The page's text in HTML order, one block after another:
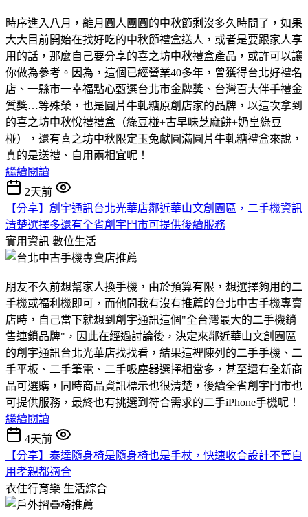
時序進入八月，離月圓人團圓的中秋節剩沒多久時間了，如果
大大目前開始在找好吃的中秋節禮盒送人，或者是要跟家人享
用的話，那麼自己要分享的喜之坊中秋禮盒產品，或許可以讓
你做為參考。因為，這個已經營業40多年，曾獲得台北好禮名
店、一縣市一幸福點心甄選台北市金牌獎、台灣百大伴手禮金
質獎…等殊榮，也是圓片牛軋糖原創店家的品牌，以這次拿到
的喜之坊中秋悅禮禮盒（綠豆椪+古早味芝麻餅+奶皇綠豆
椪），還有喜之坊中秋限定玉兔獻圓滿圓片牛軋糖禮盒來說，
真的是送禮、自用兩相宜呢！
繼續閱讀
2天前
【分享】創宇通訊台北光華店鄰近華山文創園區，二手機資訊
清楚選擇多還有全省創宇門市可提供後續服務
實用資訊 數位生活
朋友不久前想幫家人換手機，由於預算有限，想選擇夠用的二
手機或福利機即可，而他問我有沒有推薦的台北中古手機專賣
店時，自己當下就想到創宇通訊這個"全台灣最大的二手機銷
售連鎖品牌"，因此在經過討論後，決定來鄰近華山文創園區
的創宇通訊台北光華店找找看，結果這裡陳列的二手手機、二
手平板、二手筆電、二手吸塵器選擇相當多，甚至還有全新商
品可選購，同時商品資訊標示也很清楚，後續全省創宇門市也
可提供服務，最終也有挑選到符合需求的二手iPhone手機呢！
繼續閱讀
4天前
【分享】泰達隨身椅是隨身椅也是手杖，快速收合設計不管自
用孝親都適合
衣住行育樂 生活綜合